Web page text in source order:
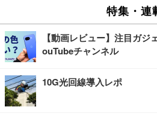
特集・連
【動画レビュー】注目ガ
ouTubeチャンネル
10G光回線導入レポ